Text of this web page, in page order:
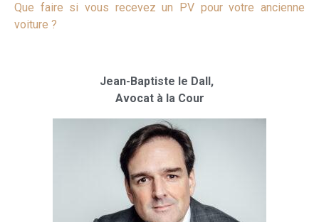
Que faire si vous recevez un PV pour votre ancienne
voiture ?
Jean-Baptiste le Dall,
Avocat à la Cour